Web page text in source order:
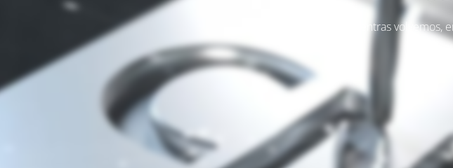
Si necesitas algo mientras volvemos,